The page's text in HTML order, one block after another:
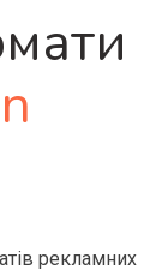
рекламних